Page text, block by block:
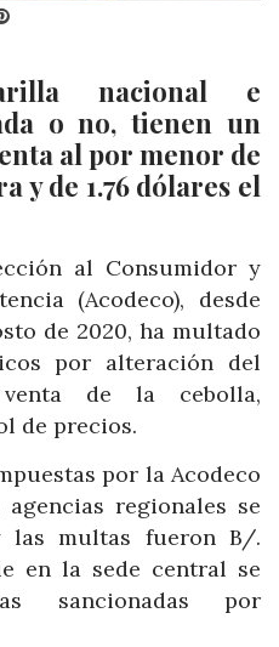
Pinterest
nacional e
o no, tienen un
al por menor de
y de 1.76 dólares el
al Consumidor y
(Acodeco), desde
de 2020, ha multado
por alteración del
de la cebolla,
de precios.
por la Acodeco
agencias regionales se
las multas fueron B/.
en la sede central se
sancionadas por